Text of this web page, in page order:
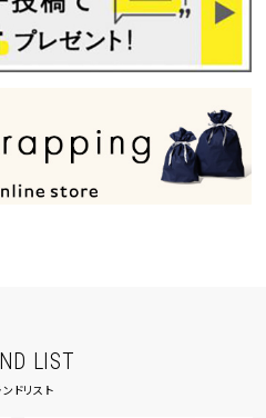
LIST
ドリスト